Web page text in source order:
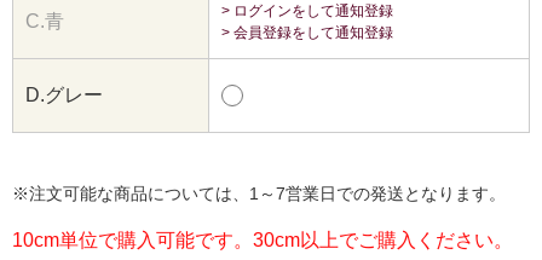
C.青
> ログインをして通知登録
> 会員登録をして通知登録
D.グレー
※注文可能な商品については、1～7営業日での発送となります。
10cm単位で購入可能です。30cm以上でご購入ください。